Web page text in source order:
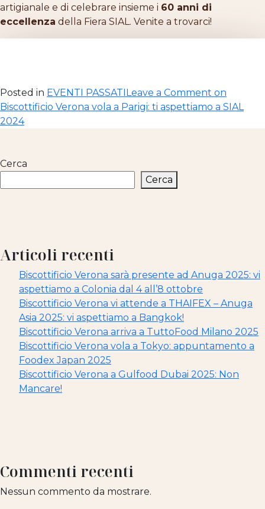
artigianale e di celebrare insieme i 60 anni di
eccellenza della Fiera SIAL. Venite a trovarci!
Posted in EVENTI PASSATILeave a Comment on
Biscottificio Verona vola a Parigi: ti aspettiamo a SIAL
2024
Cerca
Cerca
Articoli recenti
Biscottificio Verona sarà presente ad Anuga 2025: vi
aspettiamo a Colonia dal 4 all’8 ottobre
Biscottificio Verona vi attende a THAIFEX – Anuga
Asia 2025: vi aspettiamo a Bangkok!
Biscottificio Verona arriva a TuttoFood Milano 2025
Biscottificio Verona vola a Tokyo: appuntamento a
Foodex Japan 2025
Biscottificio Verona a Gulfood Dubai 2025: Non
Mancare!
Commenti recenti
Nessun commento da mostrare.